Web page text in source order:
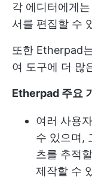
각 에디터에게
서를 편집할 수
또한 Etherpad
여 도구에 더 많
Etherpad 주요
여러 사용
수 있으며,
츠를 추적
제작할 수